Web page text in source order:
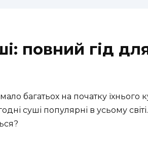
повний гід
багатьох на початку їхнього
суші популярні в усьому